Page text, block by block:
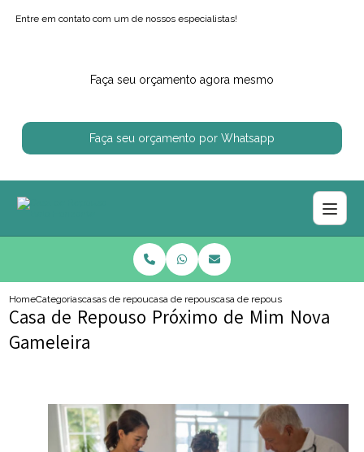
Entre em contato com um de nossos especialistas!
Faça seu orçamento agora mesmo
Faça seu orçamento por Whatsapp
HomeCategoriascasas de repousocasa de repousocasa de repouso proximo de mim
Casa de Repouso Próximo de Mim Nova
Gameleira